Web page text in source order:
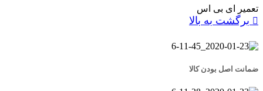
تعمیر ای بی اس
برگشت به بالا
ضمانت اصل بودن کالا